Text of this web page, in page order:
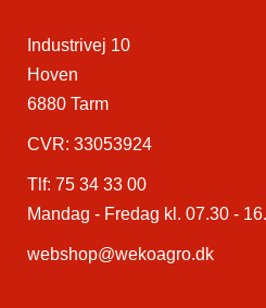
Industrivej 10
Hoven
6880 Tarm
CVR: 33053924
Tlf: 75 34 33 00
Mandag - Fredag kl. 07.30 -
webshop@wekoagro.dk